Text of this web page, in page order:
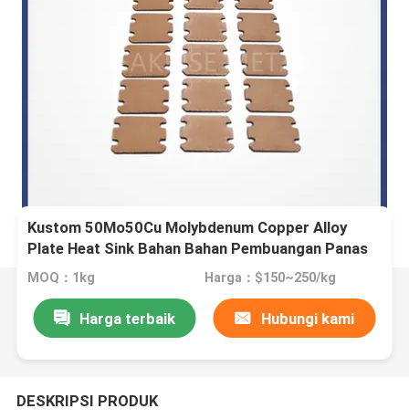
Kustom 50Mo50Cu Molybdenum Copper Alloy
Plate Heat Sink Bahan Bahan Pembuangan Panas
MOQ：1kg Harga：$150~250/kg
Harga terbaik Hubungi kami
DESKRIPSI PRODUK